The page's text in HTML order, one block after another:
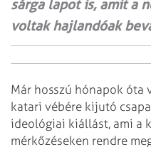
sárga lapot is, amit a
voltak hajlandóak
Már hosszú hónapok óta
katari vébére kijutó
ideológiai kiállást, ami a
mérkőzéseken rendre